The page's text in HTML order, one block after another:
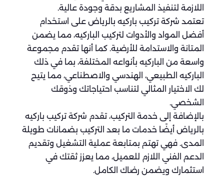
اللازمة لتنفيذ المشاريع بدقة وجودة عالية.
تعتمد شركة تركيب باركيه بالرياض على استخدام
أفضل المواد والأدوات لتركيب الباركيه، مما يضمن
المتانة والاستدامة للأرضية. كما أنها تقدم مجموعة
واسعة من الباركيه بأنواعه المختلفة، بما في ذلك
الباركيه الطبيعي، الهندسي والاصطناعي، مما يتيح
لك الاختيار المثالي لتناسب احتياجاتك وذوقك
الشخصي.
بالإضافة إلى خدمة التركيب، تقدم شركة تركيب باركيه
بالرياض أيضًا خدمات ما بعد التركيب بضمانات طويلة
المدى. فهي تهتم بمتابعة عملية التشغيل وتقديم
الدعم الفني اللازم للعميل، مما يعزز ثقتك في
استثمارك ويضمن رضاك الكامل.